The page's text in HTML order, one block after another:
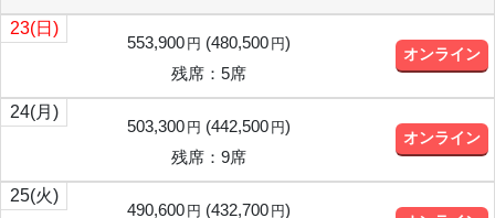
23(日)
553,900 円 (480,500 円)
残席：5席
オンライン
24(月)
503,300 円 (442,500 円)
残席：9席
オンライン
25(火)
490,600 円 (432,700 円)